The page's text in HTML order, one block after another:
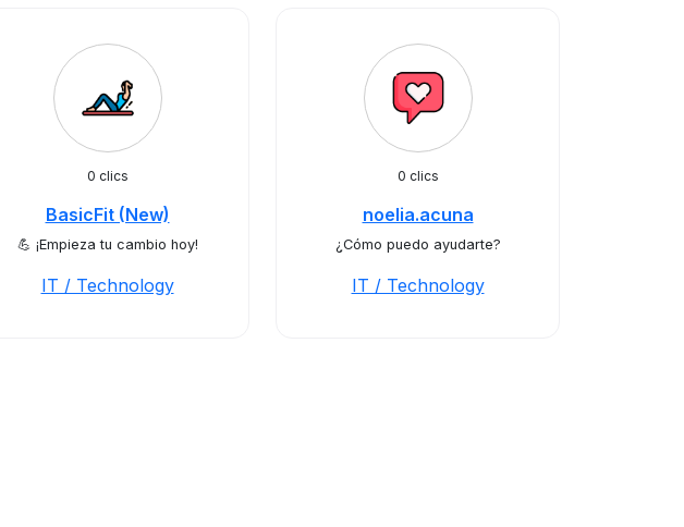
0 clics
BasicFit (New)
💪 ¡Empieza tu cambio hoy!
IT / Technology
0 clics
noelia.acuna
¿Cómo puedo ayudarte?
IT / Technology